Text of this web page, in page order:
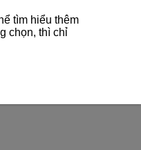
tìm hiểu thêm
chọn, thì chỉ